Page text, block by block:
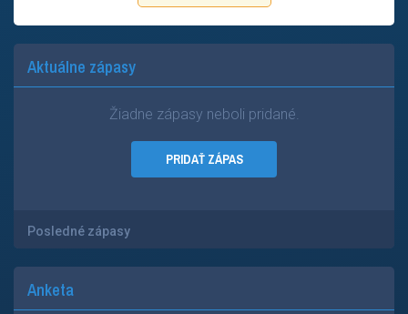
Aktuálne zápasy
Žiadne zápasy neboli pridané.
PRIDAŤ ZÁPAS
Posledné zápasy
Anketa